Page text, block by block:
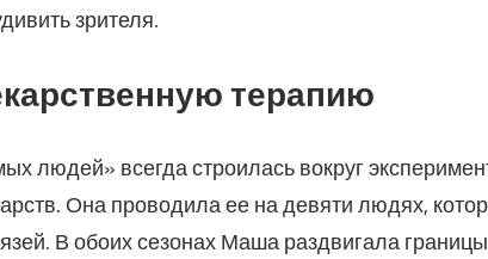
зрителя.
терапию
людей» всегда строилась вокруг
Она проводила ее на девяти людях,
В обоих сезонах Маша раздвигала